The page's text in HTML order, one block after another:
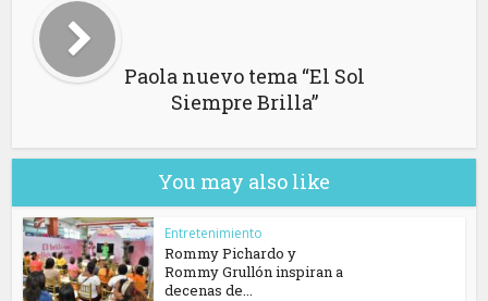
Paola nuevo tema “El Sol
Siempre Brilla”
You may also like
Entretenimiento
Rommy Pichardo y
Rommy Grullón inspiran a
decenas de...